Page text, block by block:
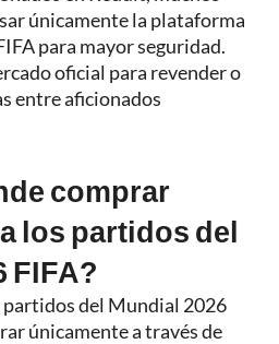
únicamente la plataforma
para mayor seguridad.
oficial para revender o
entre aficionados
comprar
los partidos del
FIFA?
partidos del Mundial 2026
únicamente a través de